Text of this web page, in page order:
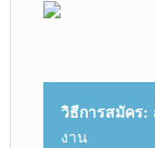
วิธีการสมัคร:
งาน ท่านล